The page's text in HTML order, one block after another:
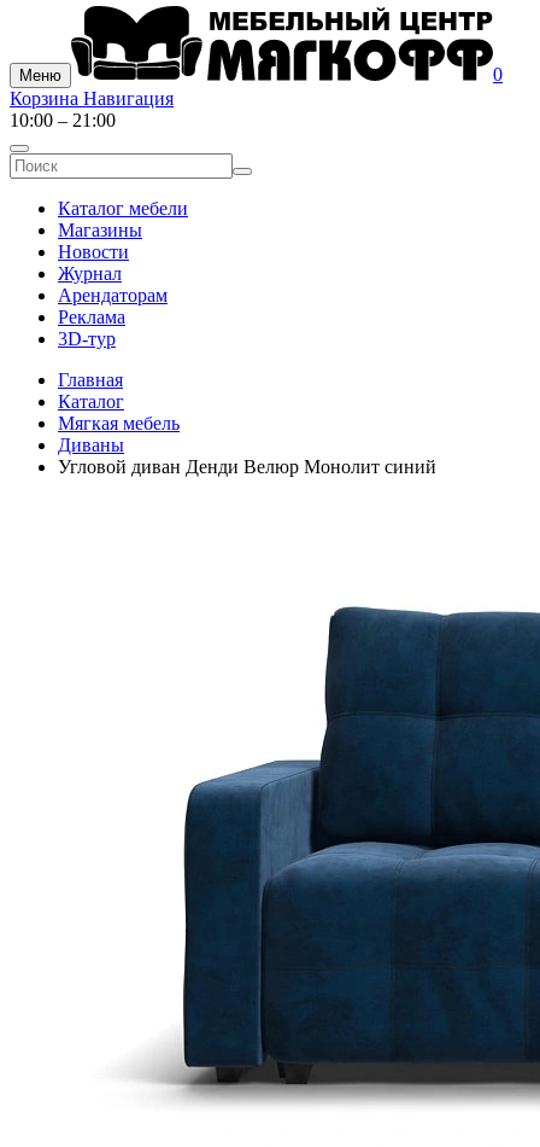
Меню
0
Корзина Навигация
10:00 – 21:00
Каталог мебели
Магазины
Новости
Журнал
Арендаторам
Реклама
3D-тур
Главная
Каталог
Мягкая мебель
Диваны
Угловой диван Денди Велюр Монолит синий